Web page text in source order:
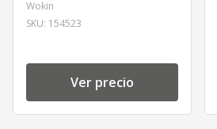
Wokin
SKU: 154523
Ver precio